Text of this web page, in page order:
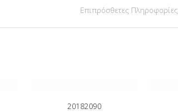
Επιπρόσθετες Πληροφορίες
20182090